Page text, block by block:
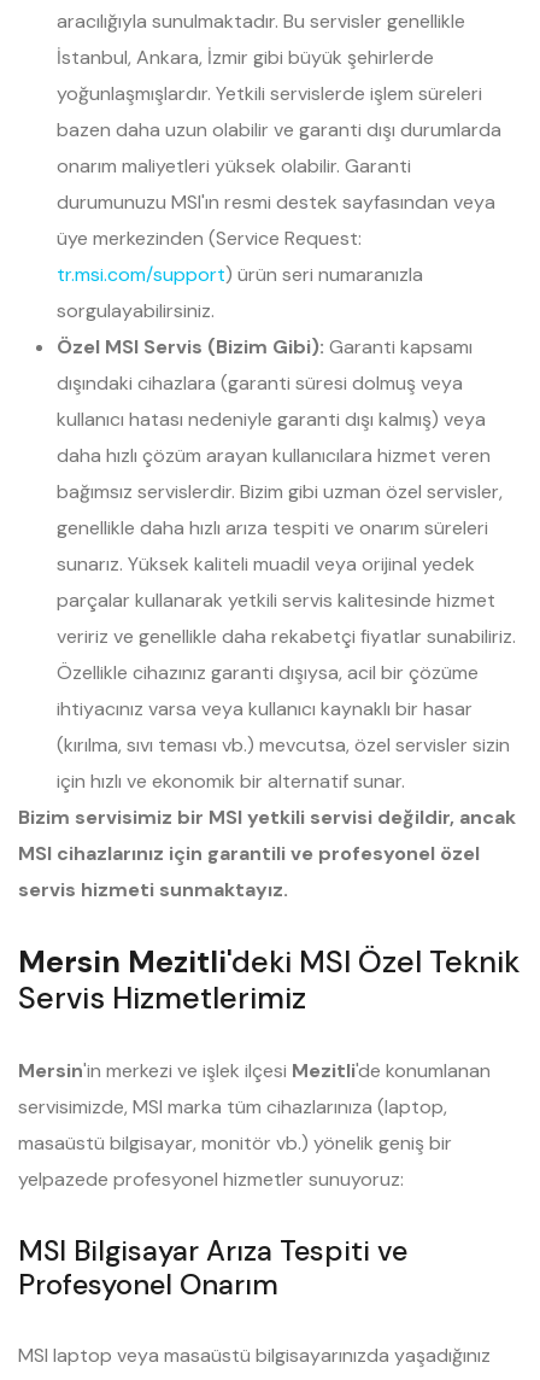
aracılığıyla sunulmaktadır. Bu servisler genellikle
İstanbul, Ankara, İzmir gibi büyük şehirlerde
yoğunlaşmışlardır. Yetkili servislerde işlem süreleri
bazen daha uzun olabilir ve garanti dışı durumlarda
onarım maliyetleri yüksek olabilir. Garanti
durumunuzu MSI'ın resmi destek sayfasından veya
üye merkezinden (Service Request:
tr.msi.com/support) ürün seri numaranızla
sorgulayabilirsiniz.
Özel MSI Servis (Bizim Gibi): Garanti kapsamı
dışındaki cihazlara (garanti süresi dolmuş veya
kullanıcı hatası nedeniyle garanti dışı kalmış) veya
daha hızlı çözüm arayan kullanıcılara hizmet veren
bağımsız servislerdir. Bizim gibi uzman özel servisler,
genellikle daha hızlı arıza tespiti ve onarım süreleri
sunarız. Yüksek kaliteli muadil veya orijinal yedek
parçalar kullanarak yetkili servis kalitesinde hizmet
veririz ve genellikle daha rekabetçi fiyatlar sunabiliriz.
Özellikle cihazınız garanti dışıysa, acil bir çözüme
ihtiyacınız varsa veya kullanıcı kaynaklı bir hasar
(kırılma, sıvı teması vb.) mevcutsa, özel servisler sizin
için hızlı ve ekonomik bir alternatif sunar.
Bizim servisimiz bir MSI yetkili servisi değildir, ancak
MSI cihazlarınız için garantili ve profesyonel özel
servis hizmeti sunmaktayız.
Mersin Mezitli'deki MSI Özel Teknik
Servis Hizmetlerimiz
Mersin'in merkezi ve işlek ilçesi Mezitli'de konumlanan
servisimizde, MSI marka tüm cihazlarınıza (laptop,
masaüstü bilgisayar, monitör vb.) yönelik geniş bir
yelpazede profesyonel hizmetler sunuyoruz:
MSI Bilgisayar Arıza Tespiti ve
Profesyonel Onarım
MSI laptop veya masaüstü bilgisayarınızda yaşadığınız